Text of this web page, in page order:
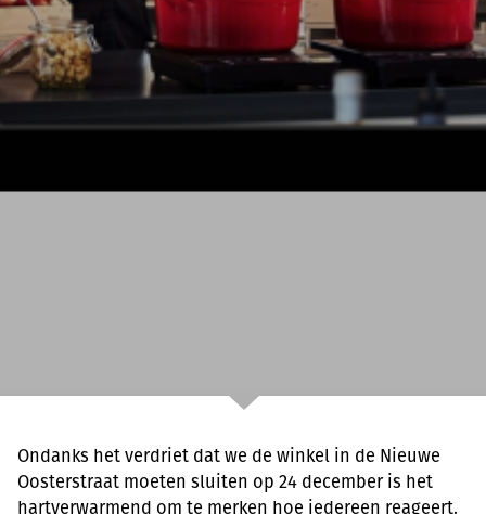
Ondanks het verdriet dat we de winkel in de Nieuwe
Oosterstraat moeten sluiten op 24 december is het
hartverwarmend om te merken hoe iedereen reageert.